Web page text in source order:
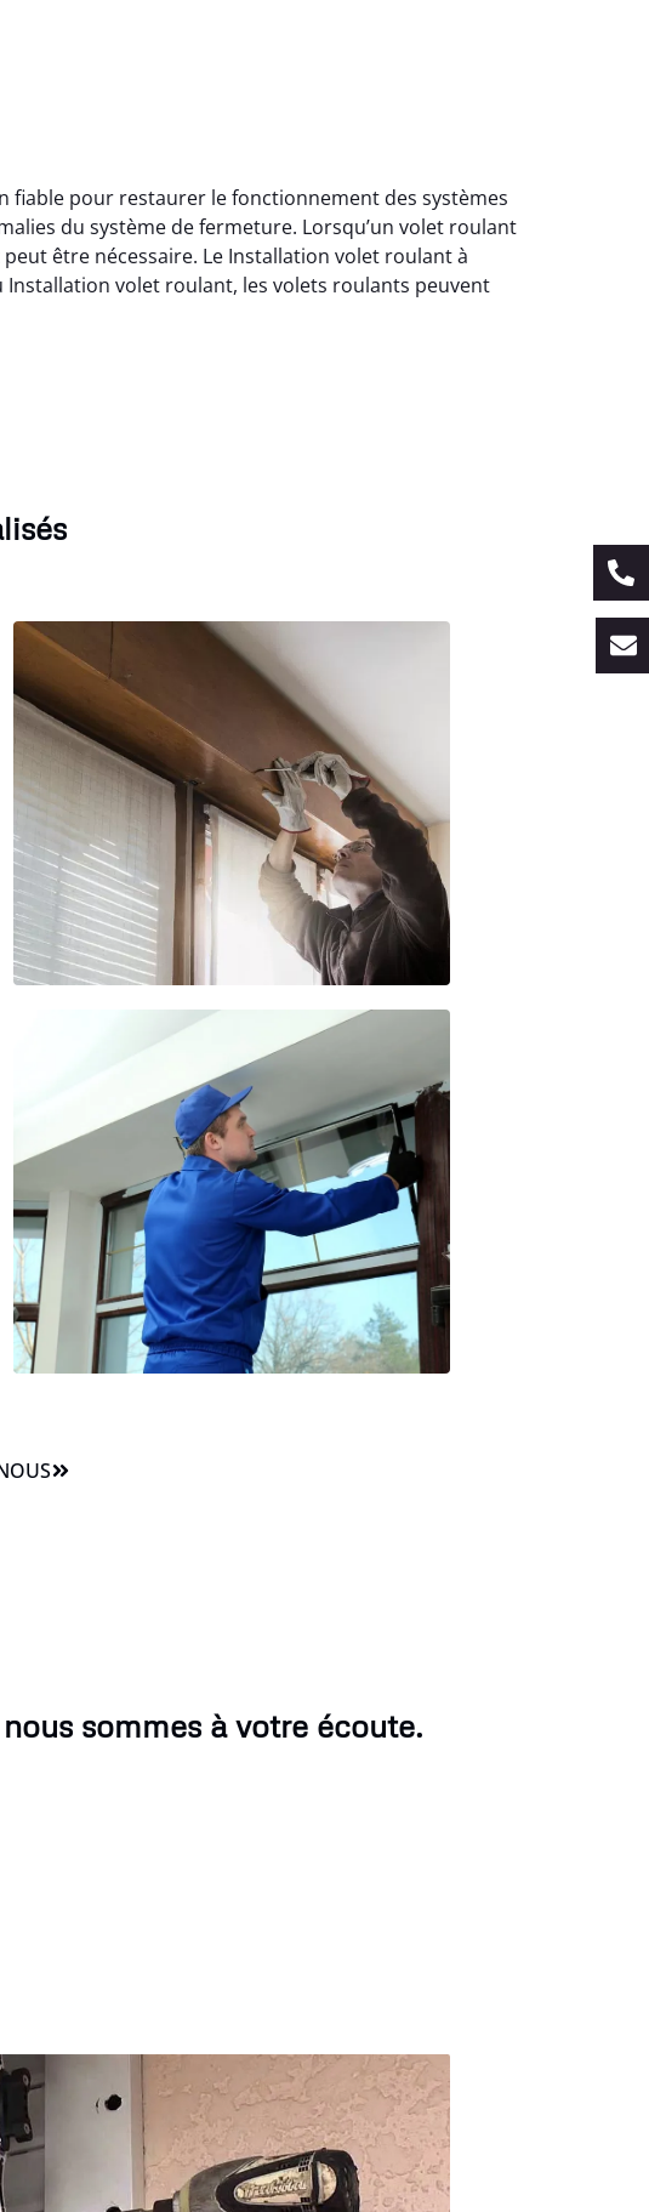
pour restaurer le fonctionnement des systèmes
du système de fermeture. Lorsqu’un volet roulant
être nécessaire. Le Installation volet roulant à
Installation volet roulant, les volets roulants peuvent
sommes à votre écoute.